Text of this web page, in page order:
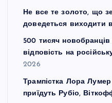
Не все те золото, що
доведеться виходити
500 тисяч
відповість на
2026
Трампістка Лора
приїдуть Рубіо,